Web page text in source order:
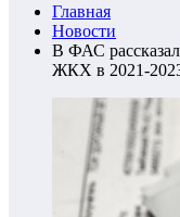
Главная
Новости
В ФАС
ЖКХ в 2021-